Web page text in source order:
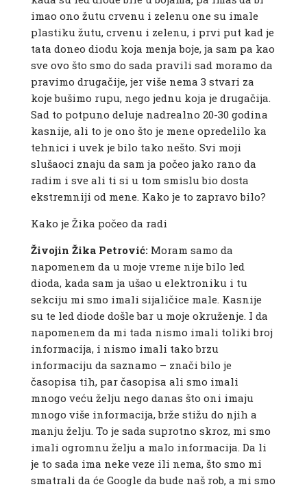
imao ono žutu crvenu i zelenu one su imale
plastiku žutu, crvenu i zelenu, i prvi put kad je
tata doneo diodu koja menja boje, ja sam pa kao
sve ovo što smo do sada pravili sad moramo da
pravimo drugačije, jer više nema 3 stvari za
koje bušimo rupu, nego jednu koja je drugačija.
Sad to potpuno deluje nadrealno 20-30 godina
kasnije, ali to je ono što je mene opredelilo ka
tehnici i uvek je bilo tako nešto. Svi moji
slušaoci znaju da sam ja počeo jako rano da
radim i sve ali ti si u tom smislu bio dosta
ekstremniji od mene. Kako je to zapravo bilo?
Kako je Žika počeo da radi
Živojin Žika Petrović: Moram samo da
napomenem da u moje vreme nije bilo led
dioda, kada sam ja ušao u elektroniku i tu
sekciju mi smo imali sijaličice male. Kasnije
su te led diode došle bar u moje okruženje. I da
napomenem da mi tada nismo imali toliki broj
informacija, i nismo imali tako brzu
informaciju da saznamo – znači bilo je
časopisa tih, par časopisa ali smo imali
mnogo veću želju nego danas što oni imaju
mnogo više informacija, brže stižu do njih a
manju želju. To je sada suprotno skroz, mi smo
imali ogromnu želju a malo informacija. Da li
je to sada ima neke veze ili nema, što smo mi
smatrali da će Google da bude naš rob, a mi smo